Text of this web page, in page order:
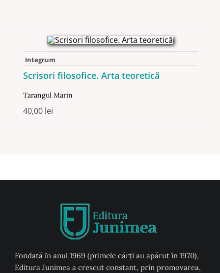
Integrum
Scrisori filosofice. Arta teoretică
Tarangul Marin
40,00 lei
Fondată în anul 1969 (primele cărți au apărut în 1970),
Editura Junimea a crescut constant, prin promovarea,